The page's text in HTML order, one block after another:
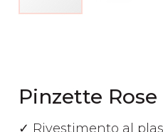
di
immagini
Pinzette
✓ Rivestimento al